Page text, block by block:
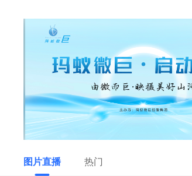
图片直播 热门